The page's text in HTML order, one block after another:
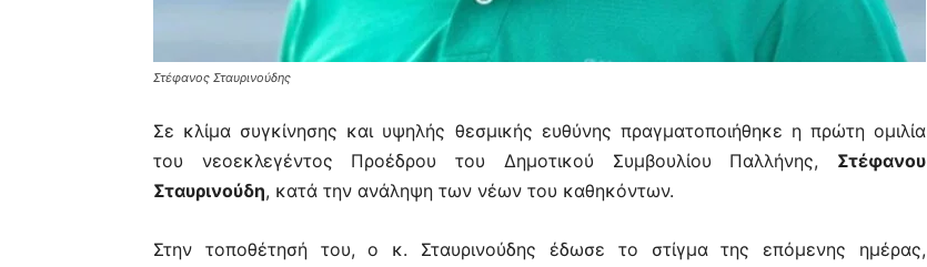
Στέφανος Σταυρινούδης
Σε κλίμα συγκίνησης και υψηλής θεσμικής ευθύνης πραγματοποιήθηκε η πρώτη ομιλία
του νεοεκλεγέντος Προέδρου του Δημοτικού Συμβουλίου Παλλήνης, Στέφανου
Σταυρινούδη, κατά την ανάληψη των νέων του καθηκόντων.
Στην τοποθέτησή του, ο κ. Σταυρινούδης έδωσε το στίγμα της επόμενης ημέρας,